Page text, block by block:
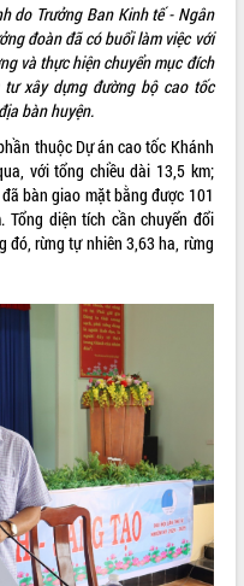
do Trưởng Ban Kinh tế - Ngân
đoàn đã có buổi làm việc với
và thực hiện chuyển mục đích
xây dựng đường bộ cao tốc
bàn huyện.
thuộc Dự án cao tốc Khánh
với tổng chiều dài 13,5 km;
bàn giao mặt bằng được 101
Tổng diện tích cần chuyển đổi
đó, rừng tự nhiên 3,63 ha, rừng